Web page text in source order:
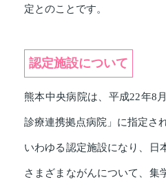
定とのことです。
認定施設について
熊本中央病院は、平成22年8
診療連携拠点病院」に指定さ
いわゆる認定施設になり、日
さまざまながんについて、集